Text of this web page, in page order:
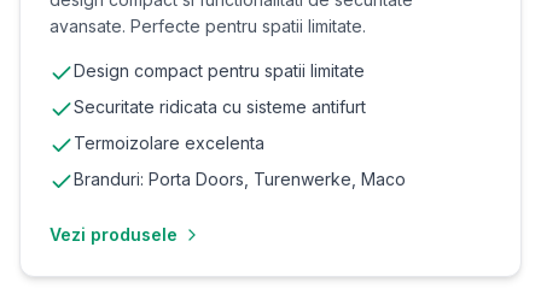
avansate. Perfecte pentru spatii limitate.
Design compact pentru spatii limitate
Securitate ridicata cu sisteme antifurt
Termoizolare excelenta
Branduri: Porta Doors, Turenwerke, Maco
Vezi produsele